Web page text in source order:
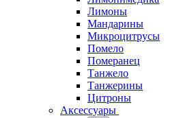
Лимоны
Мандарины
Микроцитрусы
Помело
Померанец
Танжело
Танжерины
Цитроны
Аксессуары